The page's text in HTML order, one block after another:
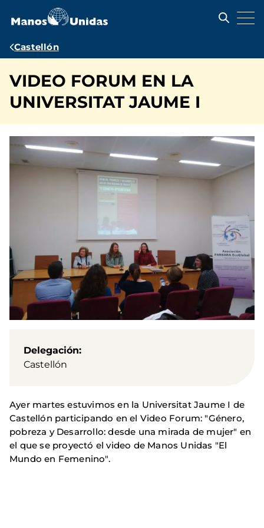
contenido
Ruta
navegación
Castellón
VIDEO FORUM EN LA
UNIVERSITAT JAUME I
Delegación
Castellón
Ayer martes estuvimos en la Universitat Jaume I de
Castellón participando en el Video Forum: "Género,
pobreza y Desarrollo: desde una mirada de mujer" en
el que se proyectó el video de Manos Unidas "El
Mundo en Femenino".